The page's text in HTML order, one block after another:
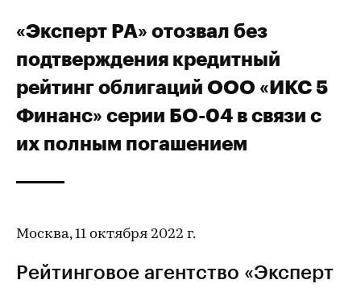
«Эксперт РА» отозвал без
подтверждения кредитный
рейтинг облигаций ООО «ИКС 5
Финанс» серии БО-04 в связи с
их полным погашением
Москва, 11 октября 2022 г.
Рейтинговое агентство «Эксперт